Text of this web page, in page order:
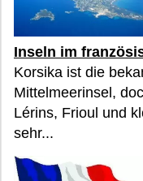
Inseln im
Korsika ist die
Mittelmeerinsel,
Lérins, Frioul und
sehr...